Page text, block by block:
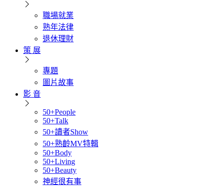
職場就業
熟年法律
退休理財
策 展
專題
圖片故事
影 音
50+People
50+Talk
50+讀者Show
50+熟齡MV特輯
50+Body
50+Living
50+Beauty
神經很有事